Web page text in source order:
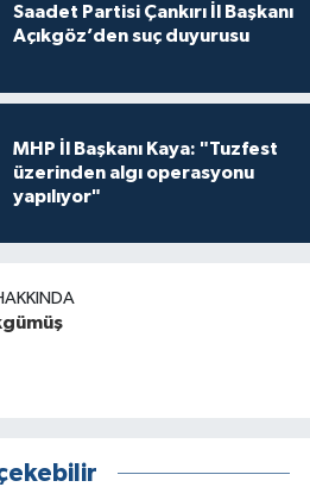
Saadet Partisi Çankırı İl Başkanı
Açıkgöz’den suç duyurusu
MHP İl Başkanı Kaya: "Tuzfest
üzerinden algı operasyonu
yapılıyor"